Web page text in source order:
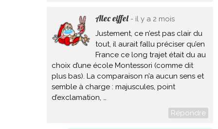
Alec eiffel- il y a 2 mois
Justement, ce n’est pas clair du
tout, il aurait fallu préciser qu’en
France ce long trajet était du au
choix d’une école Montessori (comme dit
plus bas). La comparaison n’a aucun sens et
semble à charge : majuscules, point
d’exclamation, …
Répondre